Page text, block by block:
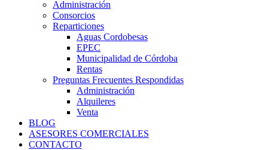
Administración
Consorcios
Reparticiones
Aguas Cordobesas
EPEC
Municipalidad de Córdoba
Rentas
Preguntas Frecuentes Respondidas
Administración
Alquileres
Venta
BLOG
ASESORES COMERCIALES
CONTACTO